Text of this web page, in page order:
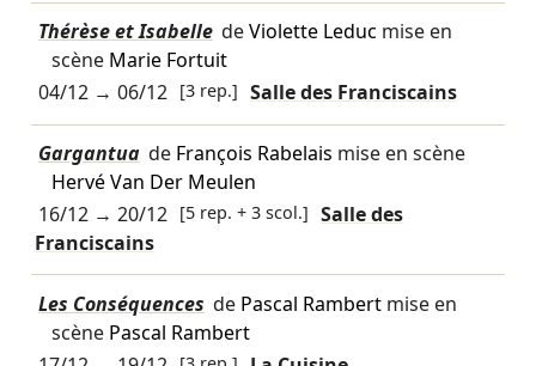
Thérèse et Isabelle deViolette Leduc mise en
scène Marie Fortuit
04/12→ 06/12 [3 rep.] Salle des Franciscains
Gargantua de François Rabelais mise en scène
Hervé Van Der Meulen
16/12→ 20/12 [5 rep. + 3 scol.] Salle des
Franciscains
Les Conséquences de Pascal Rambertmise en
scène Pascal Rambert